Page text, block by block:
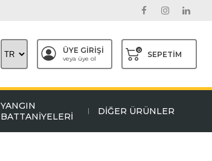
ÜYE GİRİŞİ
veya üye ol
0 SEPETİM
YANGIN
BATTANİYELERİ
DİĞER ÜRÜNLER